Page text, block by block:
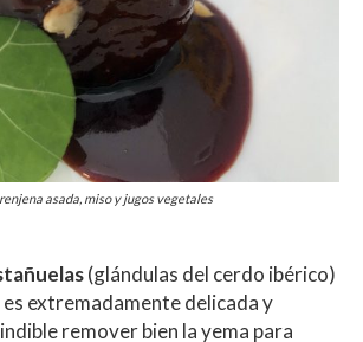
asada, miso y jugos vegetales
(glándulas del cerdo ibérico)
es extremadamente delicada y
remover bien la yema para